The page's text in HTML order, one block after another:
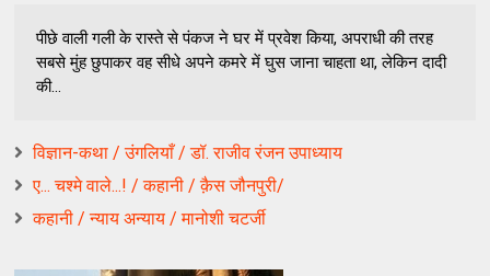
पीछे वाली गली के रास्ते से पंकज ने घर में प्रवेश किया, अपराधी की तरह
सबसे मुंह छुपाकर वह सीधे अपने कमरे में घुस जाना चाहता था, लेकिन दादी
की...
विज्ञान-कथा / उंगलियाँ / डॉ. राजीव रंजन उपाध्याय
ए... चश्मे वाले...! / कहानी / क़ैस जौनपुरी/
कहानी / न्याय अन्याय / मानोशी चटर्जी